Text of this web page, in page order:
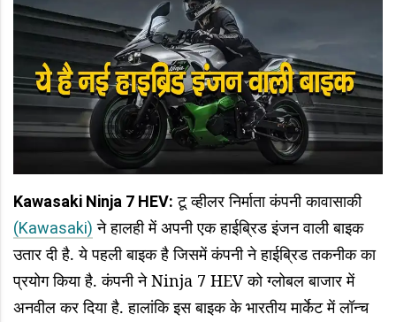
Kawasaki Ninja 7 HEV: टू व्हीलर निर्माता कंपनी कावासाकी
(Kawasaki) ने हालही में अपनी एक हाईब्रिड इंजन वाली बाइक
उतार दी है. ये पहली बाइक है जिसमें कंपनी ने हाईब्रिड तकनीक का
प्रयोग किया है. कंपनी ने Ninja 7 HEV को ग्लोबल बाजार में
अनवील कर दिया है. हालांकि इस बाइक के भारतीय मार्केट में लॉन्च